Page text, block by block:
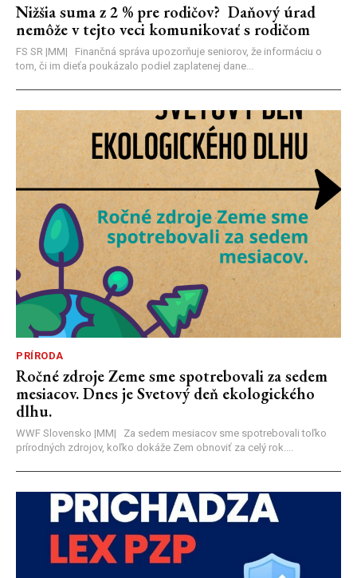
Nižšia suma z 2 % pre rodičov? Daňový úrad
nemôže v tejto veci komunikovať s rodičom
FS SR |MM| Finančná správa upozorňuje seniorov, že informáciu o
tom, či im dieťa poukázalo podiel zaplatenej dane...
PRÍRODA
Ročné zdroje Zeme sme spotrebovali za sedem
mesiacov. Dnes je Svetový deň ekologického
dlhu.
WWF Slovensko |MM| Za sedem mesiacov sme spotrebovali toľko
prírodných zdrojov, koľko dokáže Zem obnoviť za celý rok....